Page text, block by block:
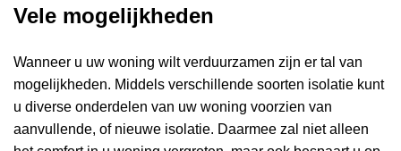
Vele mogelijkheden
Wanneer u uw woning wilt verduurzamen zijn er tal van
mogelijkheden. Middels verschillende soorten isolatie kunt
u diverse onderdelen van uw woning voorzien van
aanvullende, of nieuwe isolatie. Daarmee zal niet alleen